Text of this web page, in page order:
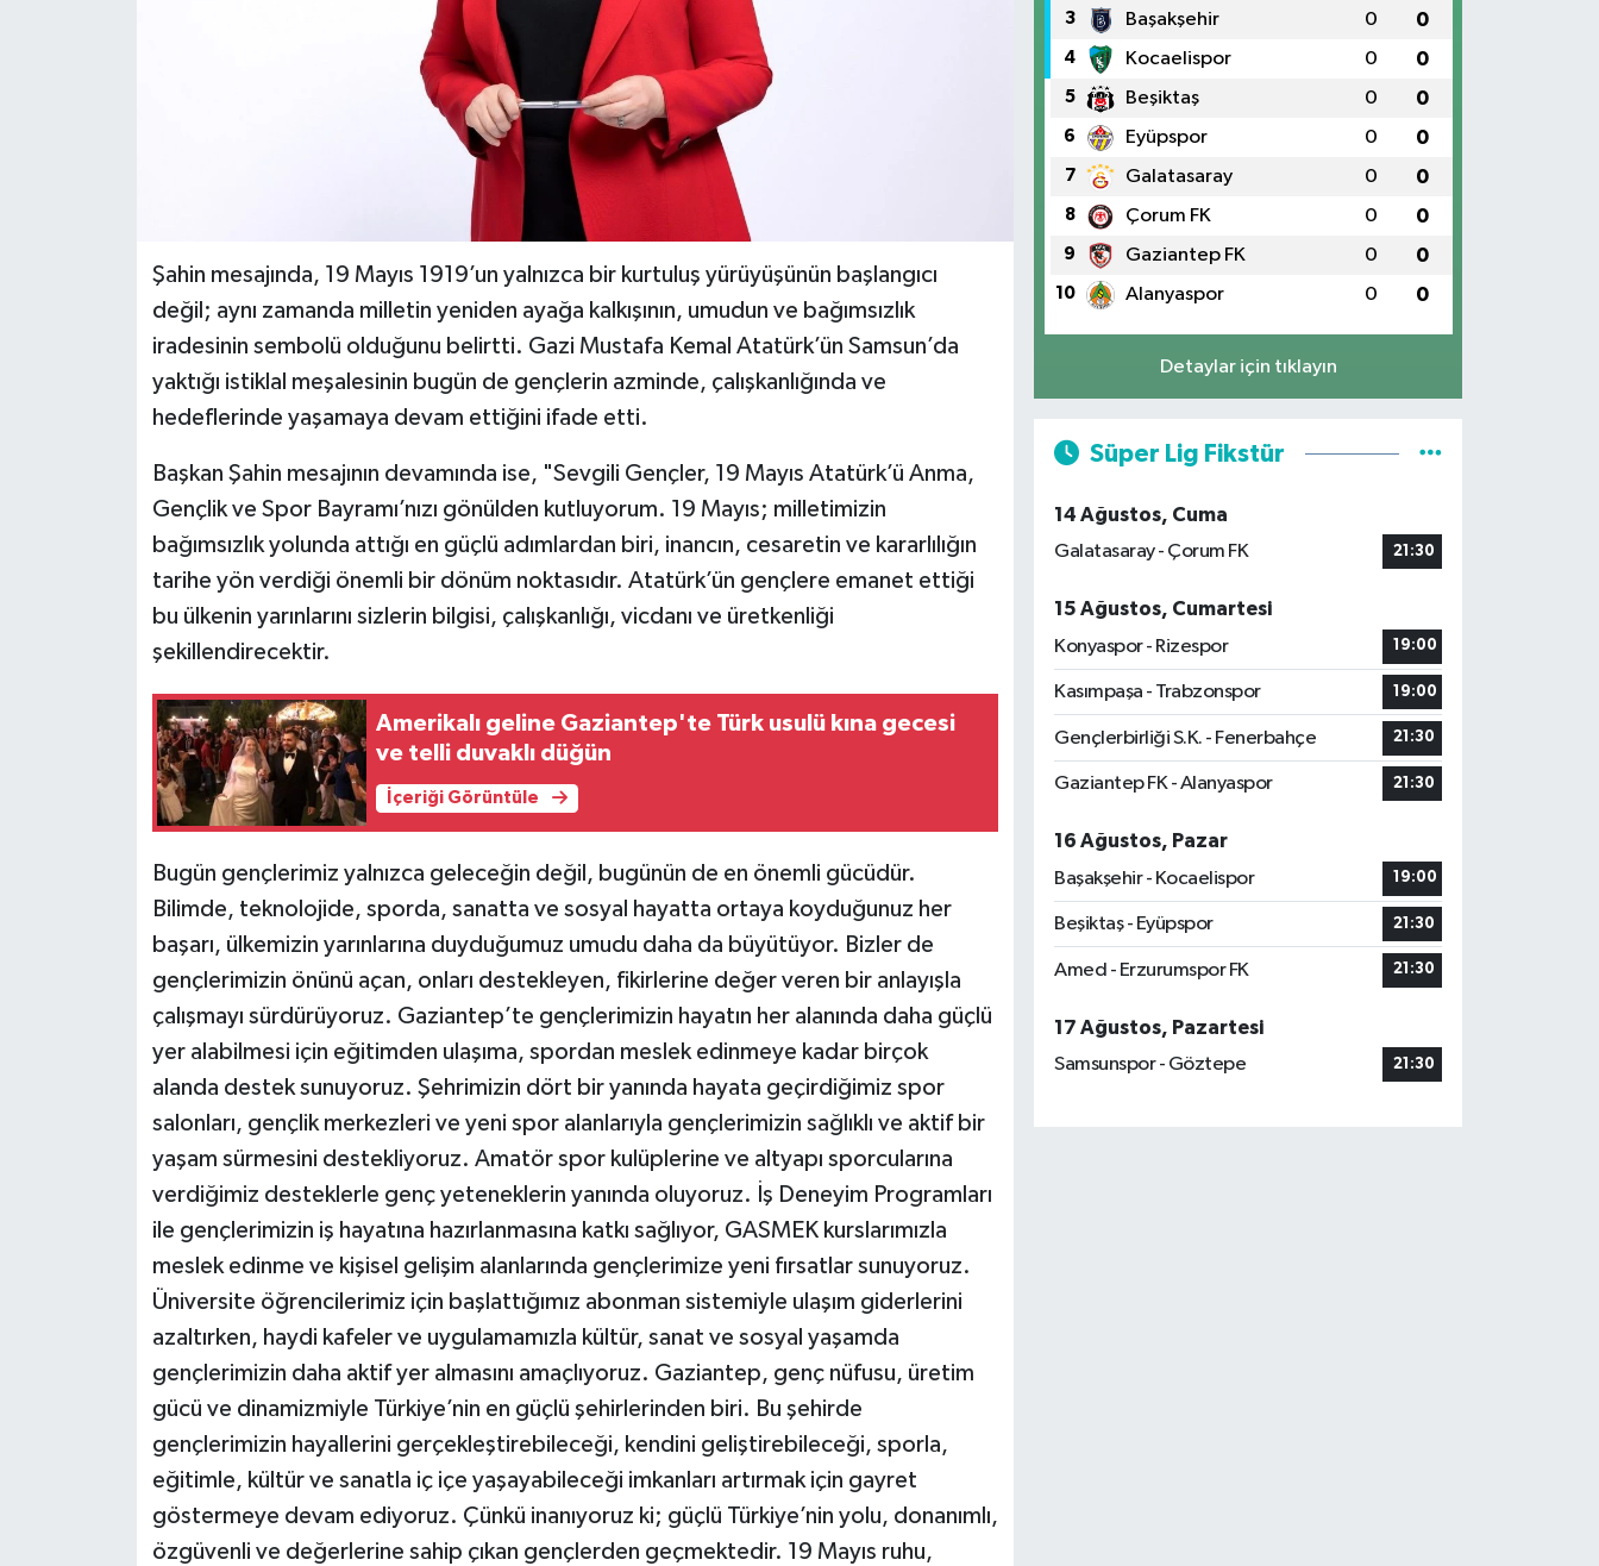
Şahin mesajında, 19 Mayıs 1919’un yalnızca bir kurtuluş yürüyüşünün başlangıcı
değil; aynı zamanda milletin yeniden ayağa kalkışının, umudun ve bağımsızlık
iradesinin sembolü olduğunu belirtti. Gazi Mustafa Kemal Atatürk’ün Samsun’da
yaktığı istiklal meşalesinin bugün de gençlerin azminde, çalışkanlığında ve
hedeflerinde yaşamaya devam ettiğini ifade etti.
Başkan Şahin mesajının devamında ise, "Sevgili Gençler, 19 Mayıs Atatürk’ü Anma,
Gençlik ve Spor Bayramı’nızı gönülden kutluyorum. 19 Mayıs; milletimizin
bağımsızlık yolunda attığı en güçlü adımlardan biri, inancın, cesaretin ve kararlılığın
tarihe yön verdiği önemli bir dönüm noktasıdır. Atatürk’ün gençlere emanet ettiği
bu ülkenin yarınlarını sizlerin bilgisi, çalışkanlığı, vicdanı ve üretkenliği
şekillendirecektir.
Amerikalı geline Gaziantep'te Türk usulü kına gecesi
ve telli duvaklı düğün
İçeriği Görüntüle
Bugün gençlerimiz yalnızca geleceğin değil, bugünün de en önemli gücüdür.
Bilimde, teknolojide, sporda, sanatta ve sosyal hayatta ortaya koyduğunuz her
başarı, ülkemizin yarınlarına duyduğumuz umudu daha da büyütüyor. Bizler de
gençlerimizin önünü açan, onları destekleyen, fikirlerine değer veren bir anlayışla
çalışmayı sürdürüyoruz. Gaziantep’te gençlerimizin hayatın her alanında daha güçlü
yer alabilmesi için eğitimden ulaşıma, spordan meslek edinmeye kadar birçok
alanda destek sunuyoruz. Şehrimizin dört bir yanında hayata geçirdiğimiz spor
salonları, gençlik merkezleri ve yeni spor alanlarıyla gençlerimizin sağlıklı ve aktif bir
yaşam sürmesini destekliyoruz. Amatör spor kulüplerine ve altyapı sporcularına
verdiğimiz desteklerle genç yeteneklerin yanında oluyoruz. İş Deneyim Programları
ile gençlerimizin iş hayatına hazırlanmasına katkı sağlıyor, GASMEK kurslarımızla
meslek edinme ve kişisel gelişim alanlarında gençlerimize yeni fırsatlar sunuyoruz.
Üniversite öğrencilerimiz için başlattığımız abonman sistemiyle ulaşım giderlerini
azaltırken, haydi kafeler ve uygulamamızla kültür, sanat ve sosyal yaşamda
gençlerimizin daha aktif yer almasını amaçlıyoruz. Gaziantep, genç nüfusu, üretim
gücü ve dinamizmiyle Türkiye’nin en güçlü şehirlerinden biri. Bu şehirde
gençlerimizin hayallerini gerçekleştirebileceği, kendini geliştirebileceği, sporla,
eğitimle, kültür ve sanatla iç içe yaşayabileceği imkanları artırmak için gayret
göstermeye devam ediyoruz. Çünkü inanıyoruz ki; güçlü Türkiye’nin yolu, donanımlı,
özgüvenli ve değerlerine sahip çıkan gençlerden geçmektedir. 19 Mayıs ruhu,
3 Başakşehir 0 0
4 Kocaelispor 0 0
5 Beşiktaş 0 0
6 Eyüpspor 0 0
7 Galatasaray 0 0
8 Çorum FK 0 0
9 Gaziantep FK 0 0
10 Alanyaspor 0 0
Detaylar için tıklayın
Süper Lig Fikstür
14 Ağustos, Cuma
Galatasaray - Çorum FK
21:30
15 Ağustos, Cumartesi
Konyaspor - Rizespor
19:00
Kasımpaşa - Trabzonspor 19:00
Gençlerbirliği S.K. - Fenerbahçe 21:30
Gaziantep FK - Alanyaspor 21:30
16 Ağustos, Pazar
Başakşehir - Kocaelispor
19:00
Beşiktaş - Eyüpspor 21:30
Amed - Erzurumspor FK 21:30
17 Ağustos, Pazartesi
Samsunspor - Göztepe
21:30